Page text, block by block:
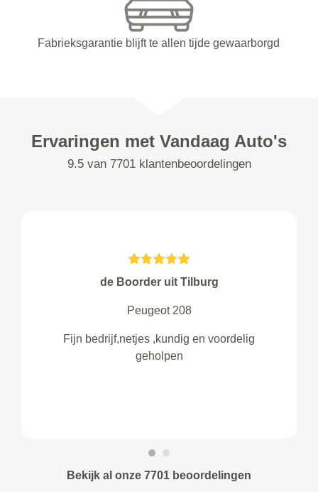
Fabrieksgarantie blijft te allen tijde gewaarborgd
Ervaringen met Vandaag Auto's
9.5 van 7701 klantenbeoordelingen
de Boorder uit Tilburg
Peugeot 208
Fijn bedrijf,netjes ,kundig en voordelig
geholpen
Bekijk al onze 7701 beoordelingen